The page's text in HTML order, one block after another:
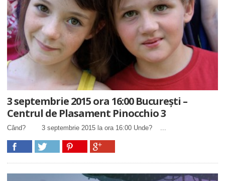
3 septembrie 2015 ora 16:00 București –
Centrul de Plasament Pinocchio 3
Când? 3 septembrie 2015 la ora 16:00 Unde? ...